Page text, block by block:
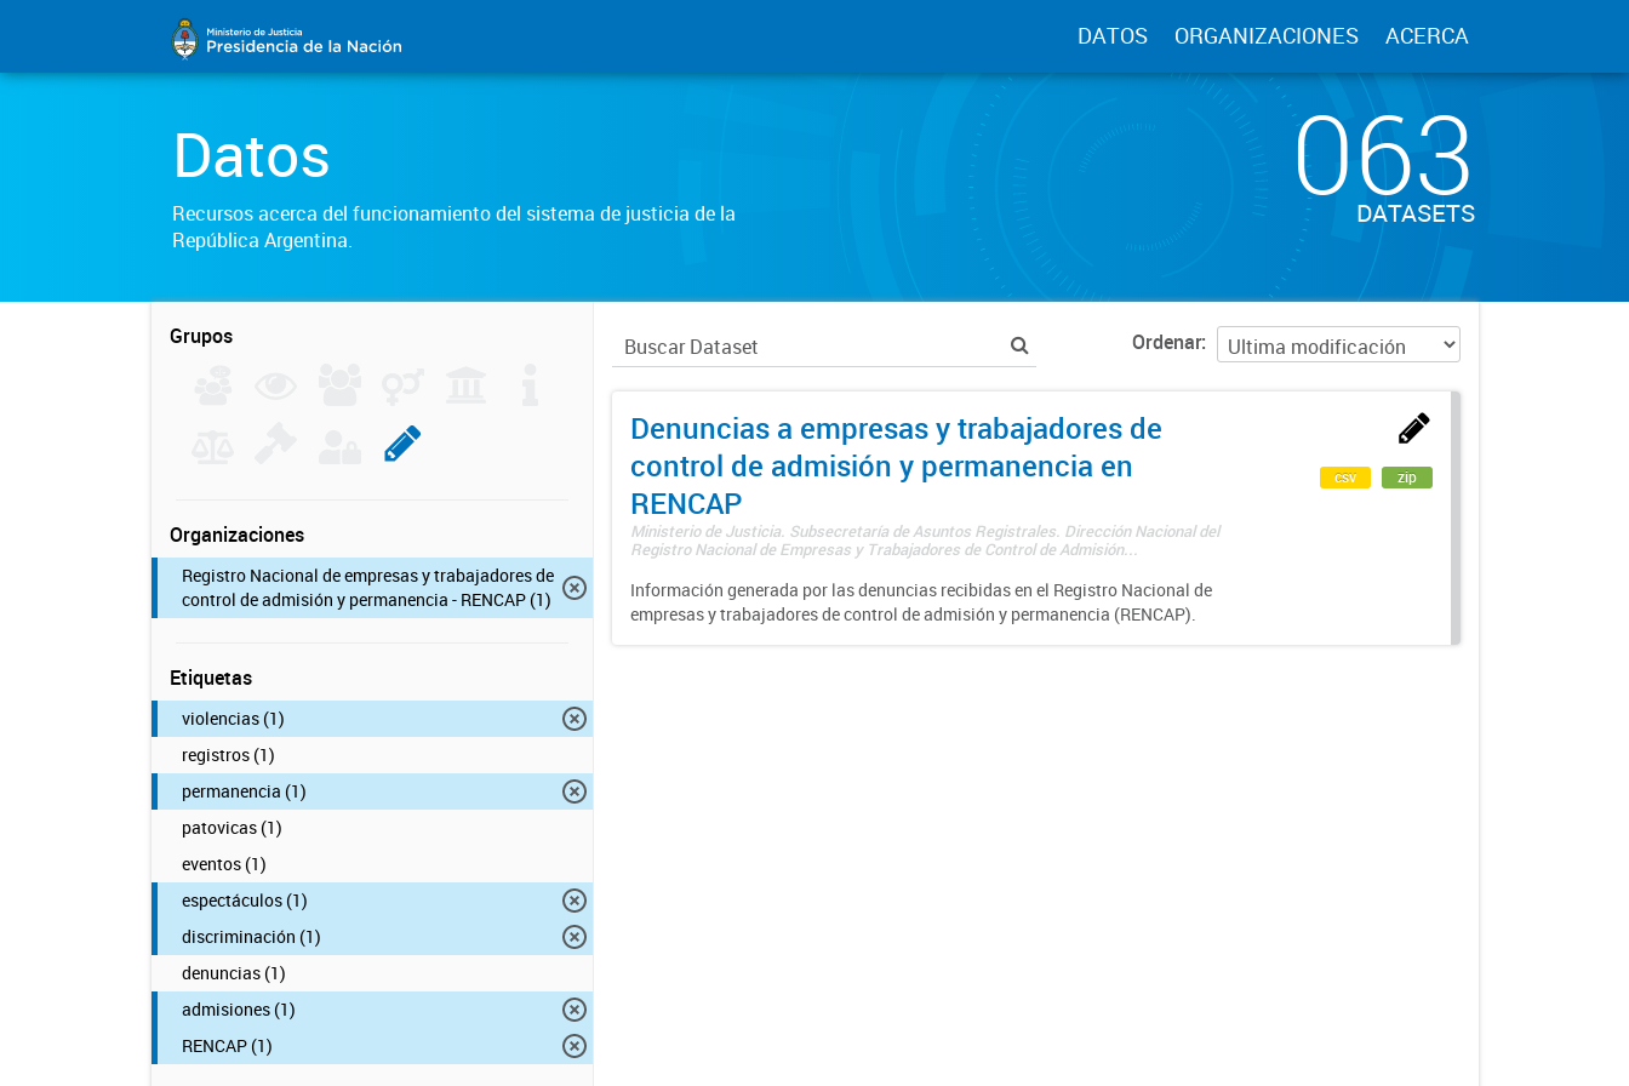
DATOS ORGANIZACIONES ACERCA
Datos
Recursos acerca del funcionamiento del sistema de justicia de la
República Argentina.
063
DATASETS
Grupos
Organizaciones
Registro Nacional de empresas y trabajadores de
control de admisión y permanencia - RENCAP (1)
Etiquetas
violencias (1)
registros (1)
permanencia (1)
patovicas (1)
eventos (1)
espectáculos (1)
discriminación (1)
denuncias (1)
admisiones (1)
RENCAP (1)
Ordenar
Denuncias a empresas y trabajadores de
control de admisión y permanencia en
RENCAP
Ministerio de Justicia. Subsecretaría de Asuntos Registrales. Dirección Nacional del
Registro Nacional de Empresas y Trabajadores de Control de Admisión...
Información generada por las denuncias recibidas en el Registro Nacional de
empresas y trabajadores de control de admisión y permanencia (RENCAP).
csv zip